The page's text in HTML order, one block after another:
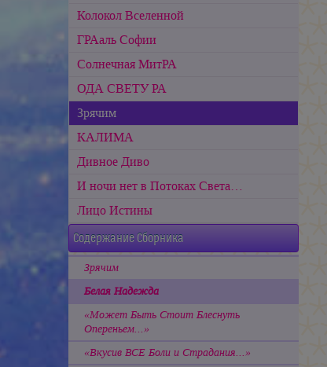
Колокол Вселенной
ГРАаль Софии
Cолнечная МитРА
ОДА СВЕТУ РА
Зрячим
КАЛИМА
Дивное Диво
И ночи нет в Потоках Света…
Лицо Истины
Содержание Сборника
Зрячим
Белая Надежда
«Может Быть Стоит Блеснуть
Опереньем...»
«Вкусив ВСЕ Боли и Страдания...»